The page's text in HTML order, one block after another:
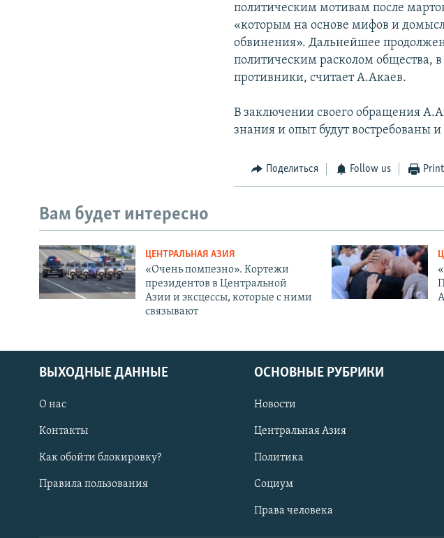
политическим мотивам после
«которым на основе мифов и
обвинения». Дальнейшее
политическим расколом общества,
противники, считает А.Акаев.
В заключении своего обращения
знания и опыт будут востребованы
Поделиться Follow us Print
Вам будет интересно
ЦЕНТРАЛЬНАЯ АЗИЯ
«Очень помпезно». Кортежи
президентов в Центральной
Азии и эксцессы, которые с ними
связывают
ВЫХОДНЫЕ ДАННЫЕ
О нас
Контакты
Как обойти блокировку?
Правила пользования
ОСНОВНЫЕ РУБРИКИ
Новости
Центральная Азия
Политика
Социум
Права человека